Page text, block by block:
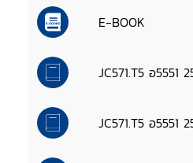
E-BOOK
JC571.T5 อ5551
JC571.T5 อ5551